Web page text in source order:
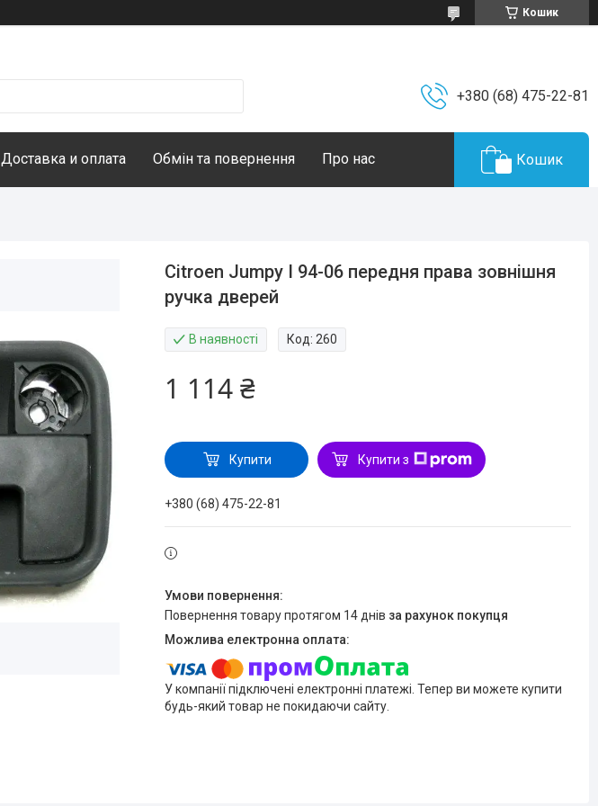
Кошик
+380 (68) 475-22-81
Доставка и оплата Обмін та повернення Про нас Кошик
Citroen Jumpy I 94-06 передня права зовнішня
ручка дверей
В наявності Код: 260
1 114 ₴
Купити Купити з
+380 (68) 475-22-81
повернення товару протягом 14 днів за рахунок покупця
У компанії підключені електронні платежі. Тепер ви можете купити
будь-який товар не покидаючи сайту.